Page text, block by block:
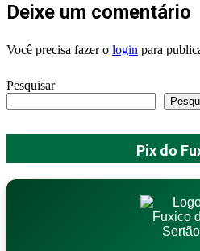
Deixe um comentário
Você precisa fazer o login para
Pesquisar
Pix do